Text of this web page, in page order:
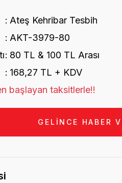
Ateş Kehribar Tesbih
AKT-3979-80
80 TL & 100 TL Arası
168,27 TL + KDV
başlayan taksitlerle!!
GELİNCE HABER